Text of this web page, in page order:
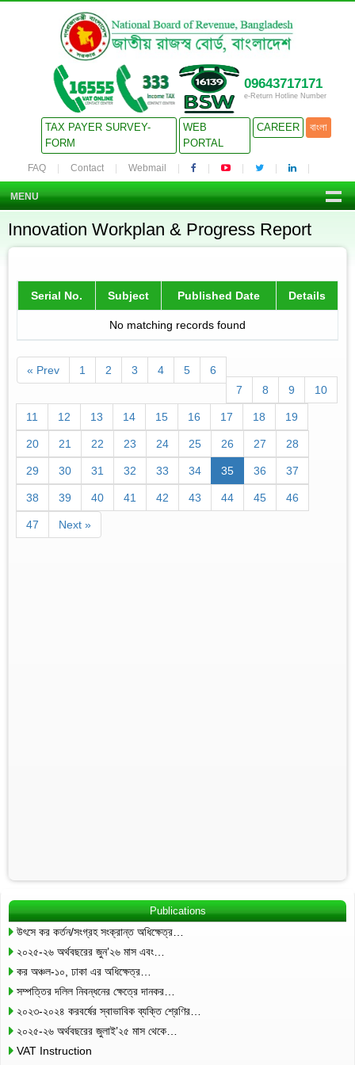
09643717171
e-Return Hotline Number
TAX PAYER SURVEY-
FORM
WEB
PORTAL
CAREER বাংলা
FAQ Contact Webmail
MENU
Innovation Workplan & Progress Report
Serial No. Subject Published Date Details
No matching records found
« Prev 1 2 3 4 5
6
7
8 9 10
11 12 13 14 15 16 17 18 19
20 21 22 23 24 25 26 27 28
29 30 31 32 33 34 35 36 37
38 39 40 41 42 43 44 45 46
47 Next »
Publications
উৎসে কর কর্তন/সংগ্রহ সংক্রান্ত অধিক্ষেত্র…
২০২৫-২৬ অর্থবছরের জুন’২৬ মাস এবং…
কর অঞ্চল-১০, ঢাকা এর অধিক্ষেত্র…
সম্পত্তির দলিল নিবন্ধনের ক্ষেত্রে দানকর…
২০২৩-২০২৪ করবর্ষের স্বাভাবিক ব্যক্তি শ্রেণির…
২০২৫-২৬ অর্থবছরের জুলাই’২৫ মাস থেকে…
VAT Instruction